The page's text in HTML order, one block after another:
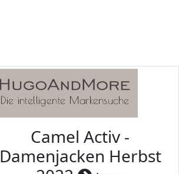
Camel Activ -
Damenjacken Herbst